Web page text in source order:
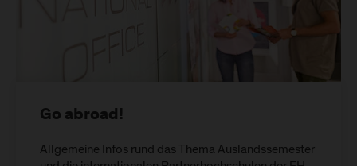
Go abroad!
Allgemeine Infos rund das Thema Auslandssemester